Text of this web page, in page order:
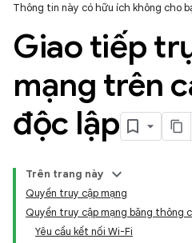
Thông tin này có hữu ích không cho
Giao tiếp
mạng trên
độc lập
Trên trang này
Quyền truy cập mạng
Quyền truy cập mạng băng thông
Yêu cầu kết nối Wi-Fi